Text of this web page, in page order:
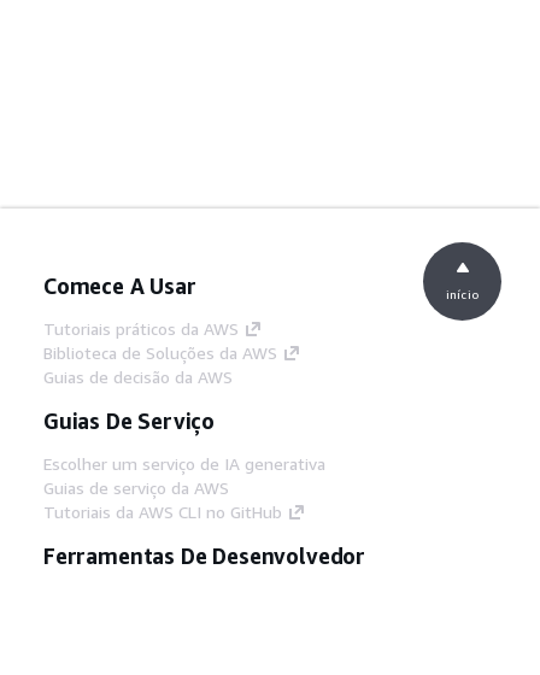
Comece A Usar
Tutoriais práticos da AWS
Biblioteca de Soluções da AWS
Guias de decisão da AWS
Guias De Serviço
Escolher um serviço de IA generativa
Guias de serviço da AWS
Tutoriais da AWS CLI no GitHub
Ferramentas De Desenvolvedor
início